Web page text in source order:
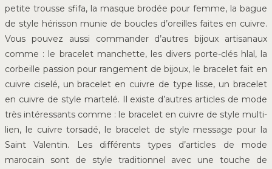
petite trousse sfifa, la masque brodée pour femme, la bague
de style hérisson munie de boucles d’oreilles faites en cuivre.
Vous pouvez aussi commander d’autres bijoux artisanaux
comme : le bracelet manchette, les divers porte-clés hlal, la
corbeille passion pour rangement de bijoux, le bracelet fait en
cuivre ciselé, un bracelet en cuivre de type lisse, un bracelet
en cuivre de style martelé. Il existe d’autres articles de mode
très intéressants comme : le bracelet en cuivre de style multi-
lien, le cuivre torsadé, le bracelet de style message pour la
Saint Valentin. Les différents types d’articles de mode
marocain sont de style traditionnel avec une touche de